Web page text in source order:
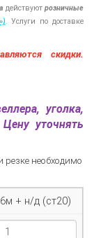
действуютрозничные
. Услуги по доставке
скидки.
уголка,
уточнять
резке необходимо
+ н/д (ст20)